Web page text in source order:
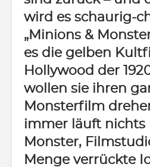
wird es schaurig-
„Minions &
es die gelben
Hollywood der
wollen sie ihren
Monsterfilm
immer läuft nichts
Monster,
Menge verrückte